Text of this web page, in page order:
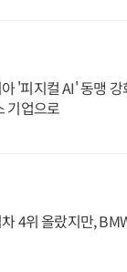
'피지컬 AI' 동맹 강
기업으로
4위 올랐지만,